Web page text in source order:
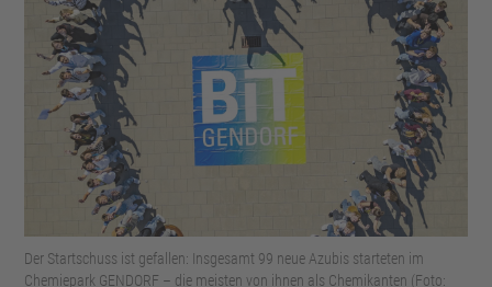
Der Startschuss ist gefallen: Insgesamt 99 neue Azubis starteten im
Chemiepark GENDORF – die meisten von ihnen als Chemikanten (Foto: